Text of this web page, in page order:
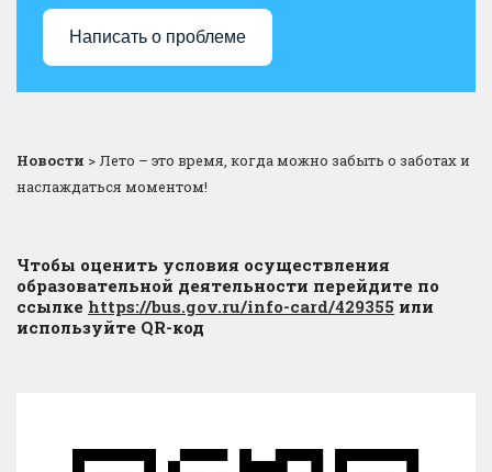
Написать о проблеме
Новости > Лето – это время, когда можно забыть о заботах и
наслаждаться моментом!
Чтобы оценить условия осуществления
образовательной деятельности перейдите по
ссылке https://bus.gov.ru/info-card/429355 или
используйте QR-код